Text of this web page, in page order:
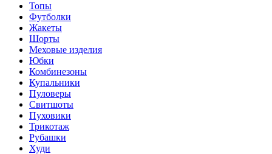
Топы
Футболки
Жакеты
Шорты
Меховые изделия
Юбки
Комбинезоны
Купальники
Пуловеры
Свитшоты
Пуховики
Трикотаж
Рубашки
Худи